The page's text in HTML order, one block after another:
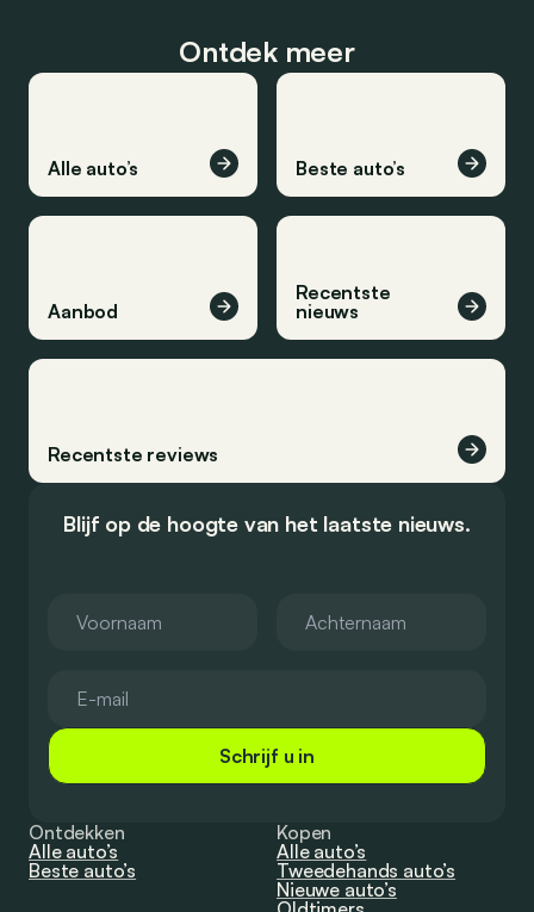
Ontdek meer
Alle auto’s Beste auto’s
Aanbod
Recentste
nieuws
Recentste reviews
Blijf op de hoogte van het laatste nieuws.
Schrijf u in
Ontdekken
Alle auto’s
Beste auto’s
Kopen
Alle auto’s
Tweedehands auto’s
Nieuwe auto’s